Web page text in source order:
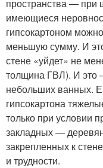
пространства — при
имеющиеся
гипсокартоном
меньшую сумму. И
стене «уйдет» не
толщина ГВЛ). И это
небольших ванных.
гипсокартона
только при условии
закладных —
закрепленных к
и трудности.